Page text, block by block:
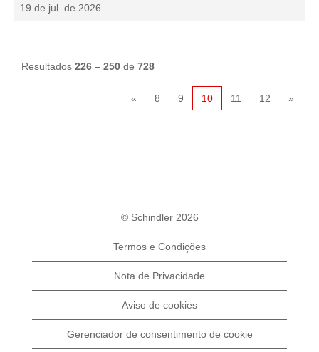
19 de jul. de 2026
Resultados 226 – 250 de 728
« 8 9 10 11 12 »
© Schindler 2026
Termos e Condições
Nota de Privacidade
Aviso de cookies
Gerenciador de consentimento de cookie